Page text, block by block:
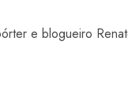
e blogueiro